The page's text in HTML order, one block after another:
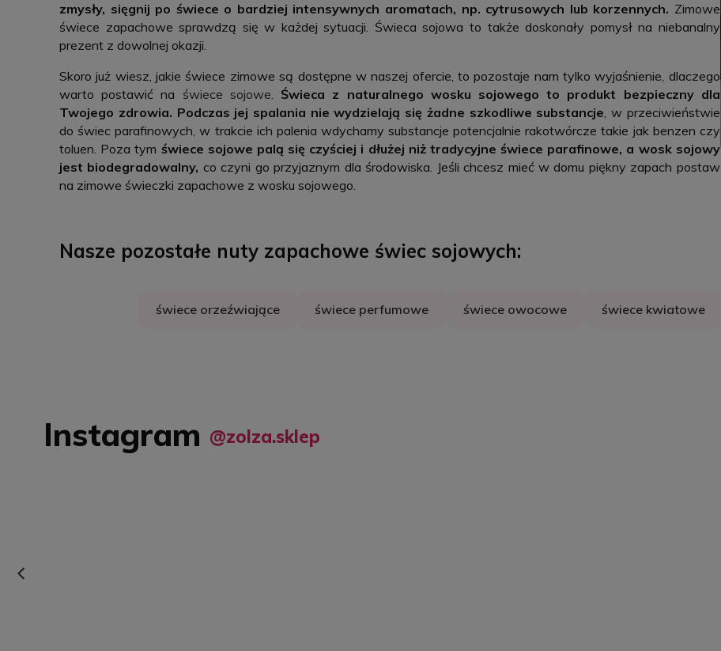
zmysły, sięgnij po świece o bardziej intensywnych aromatach, np. cytrusowych lub korzennych. Zimowe
świece zapachowe sprawdzą się w każdej sytuacji. Świeca sojowa to także doskonały pomysł na niebanalny
prezent z dowolnej okazji.
Skoro już wiesz, jakie świece zimowe są dostępne w naszej ofercie, to pozostaje nam tylko wyjaśnienie, dlaczego
warto postawić na świece sojowe. Świeca z naturalnego wosku sojowego to produkt bezpieczny dla
Twojego zdrowia. Podczas jej spalania nie wydzielają się żadne szkodliwe substancje, w przeciwieństwie
do świec parafinowych, w trakcie ich palenia wdychamy substancje potencjalnie rakotwórcze takie jak benzen czy
toluen. Poza tym świece sojowe palą się czyściej i dłużej niż tradycyjne świece parafinowe, a wosk sojowy
jest biodegradowalny, co czyni go przyjaznym dla środowiska. Jeśli chcesz mieć w domu piękny zapach postaw
na zimowe świeczki zapachowe z wosku sojowego.
Nasze pozostałe nuty zapachowe świec sojowych:
świece orzeźwiające świece perfumowe świece owocowe świece kwiatowe
Instagram @zolza.sklep